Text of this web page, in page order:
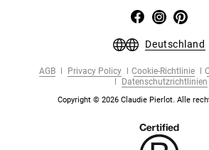
Deutschland
AGB Privacy Policy Cookie-Richtlinie
Datenschutzrichtlinien
Copyright © 2026 Claudie Pierlot. Alle